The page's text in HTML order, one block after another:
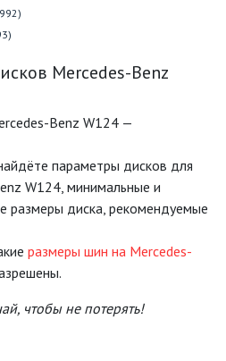
Mercedes-Benz
Benz W124 —
параметры дисков для
W124, минимальные и
размеры диска, рекомендуемые
размеры шин на Mercedes-
чтобы не потерять!